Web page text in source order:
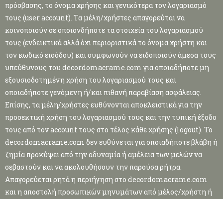
πρόσβασης, το όνομα χρήσης και γενικότερα τον λογαριασμό
τους (user account). Τα μέλη/χρήστες απαγορεύται να
κοινοποιούν σε οποιονδήποτε τα στοιχεία του λογαριασμού
τους (ενδεικτικά αλλά όχι περιοριστικά το όνομα χρήστη και
τον κωδικό εισόδου) και συμφωνούν να ειδοποιούν άμεσα τους
υπεύθυνους του decordomacrame.com για οποιαδήποτε μη
εξουσιοδοτημένη χρήση του λογαριασμού τους και
οποιαδήποτε γενόμενη ή/και πιθανή παραβίαση ασφάλειας.
Επίσης, τα μέλη/χρήστες ευθύνονται αποκλειστικά για την
προσεκτική χρήση του λογαριασμού τους και την τυπική έξοδο
τους από τον account τους στο τέλος κάθε χρήσης (logout). Το
decordomacrame.com δεν ευθύνεται για οποιαδήποτε βλάβη ή
ζημία προκύψει από την αδυναμία ή αμέλεια των μελών να
σεβαστούν και να ακολουθήσουν την παρούσα ρήτρα.
Απαγορεύεται ρητά η περιήγηση στο decordomacrame.com
και η αποστολή προσωπικών μηνυμάτων από μέλος/χρήστη ή